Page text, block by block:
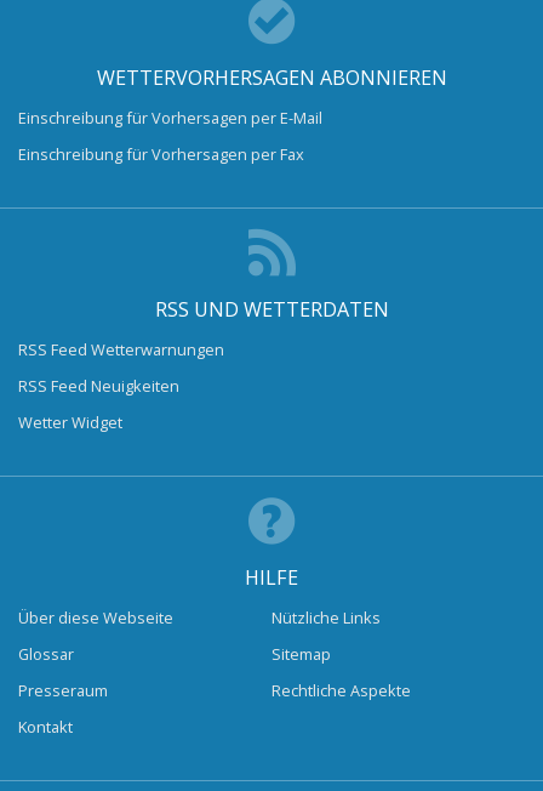
WETTERVORHERSAGEN ABONNIEREN
Einschreibung für Vorhersagen per E-Mail
Einschreibung für Vorhersagen per Fax
RSS UND WETTERDATEN
RSS Feed Wetterwarnungen
RSS Feed Neuigkeiten
Wetter Widget
HILFE
Über diese Webseite
Glossar
Presseraum
Kontakt
Nützliche Links
Sitemap
Rechtliche Aspekte